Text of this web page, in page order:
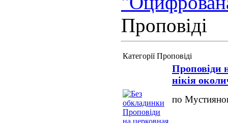
Проповіді
Категорії Проповіді
Проповіди
нікія
по